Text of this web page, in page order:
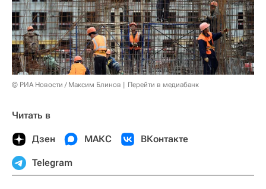
© РИА Новости / Максим Блинов Перейти в медиабанк
Читать в
Дзен МАКС ВКонтакте
Telegram